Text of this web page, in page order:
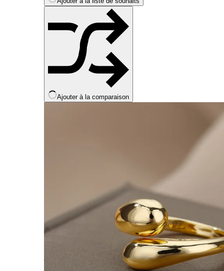
du
produit
Ajouter à la comparaison